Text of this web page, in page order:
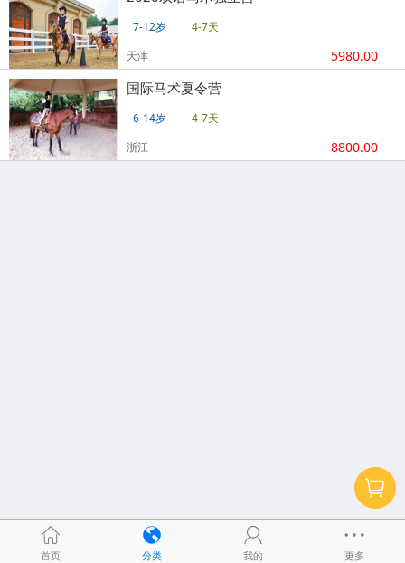
7-12岁
4-7天
天津
5980.00
国际马术夏令营
6-14岁
4-7天
浙江
8800.00
首页 分类 我的 更多